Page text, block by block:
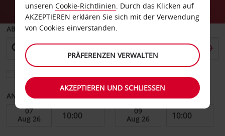
ABHOLEN VON
ANFANGSDATUM
unseren Cookie-Richtlinien. Durch das Klicken auf
AKZEPTIEREN erklären Sie sich mit der Verwendung
von Cookies einverstanden.
PRÄFERENZEN VERWALTEN
AKZEPTIEREN UND SCHLIESSEN